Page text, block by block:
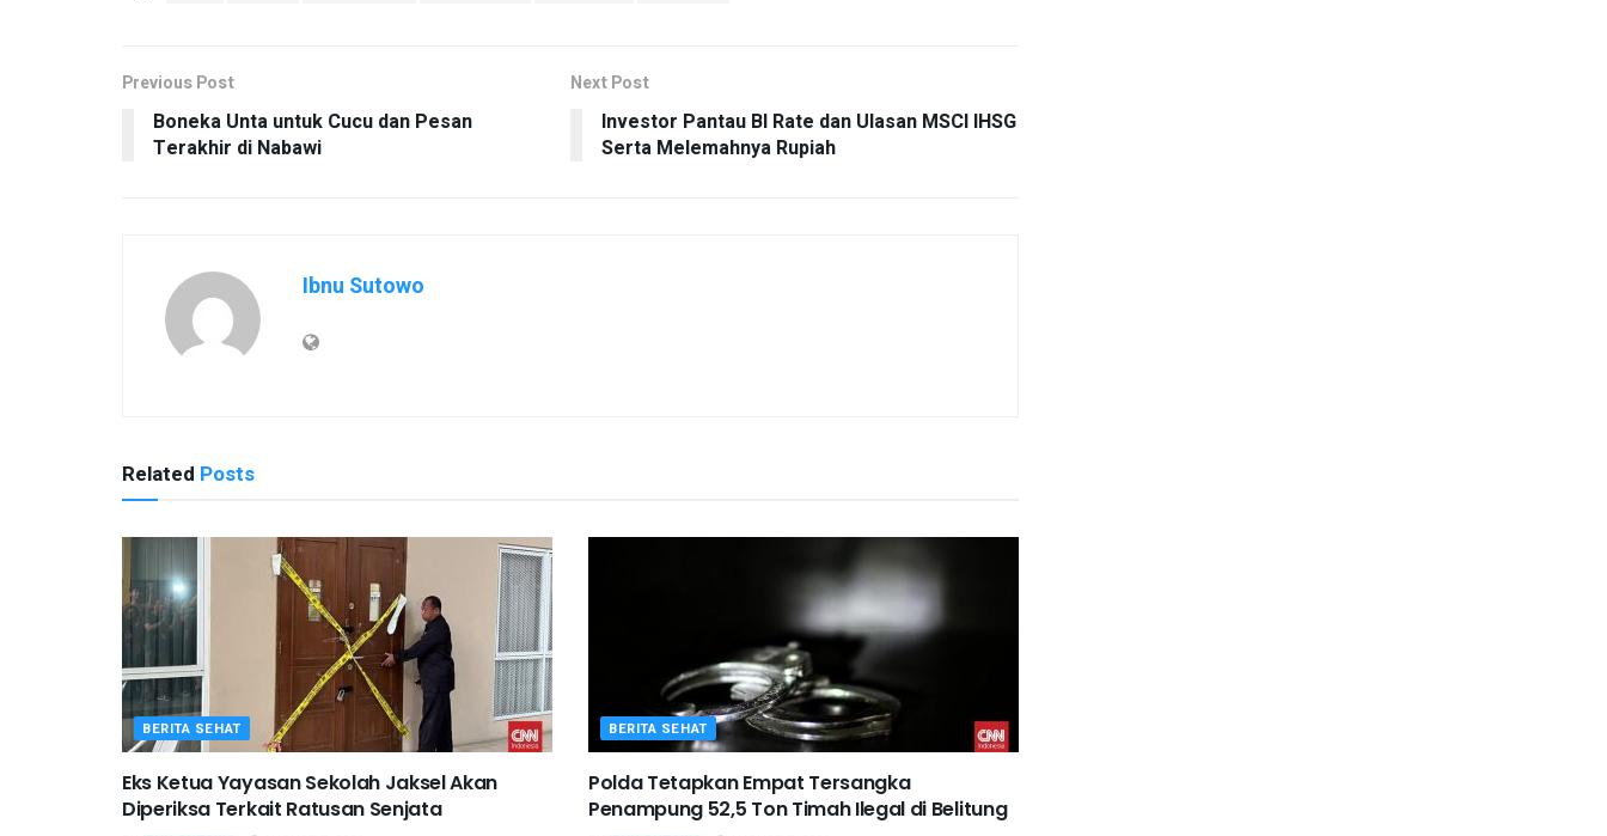
Previous Post
Boneka Unta untuk Cucu dan Pesan
Terakhir di Nabawi
Next Post
Investor Pantau BI Rate dan Ulasan MSCI IHSG
Serta Melemahnya Rupiah
Ibnu Sutowo
Related Posts
BERITA SEHAT
Eks Ketua Yayasan Sekolah Jaksel Akan
Diperiksa Terkait Ratusan Senjata
BERITA SEHAT
Polda Tetapkan Empat Tersangka
Penampung 52,5 Ton Timah Ilegal di Belitung